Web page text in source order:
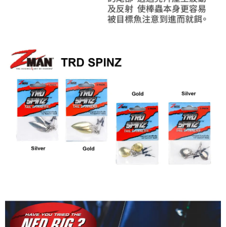
４．使用「AFTEE先享後付」時，將依據個別帳號之用戶狀況，依本公司即
時審查核予不同之上限額度；若仍有額度不足之情形，本公司將視審查結果
每筆NT$200，滿NT$3,000(含以上)免運費